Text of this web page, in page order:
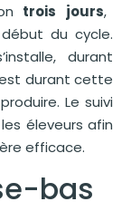
trois jours,
du cycle.
durant
durant cette
Le suivi
éleveurs afin
efficace.
bas